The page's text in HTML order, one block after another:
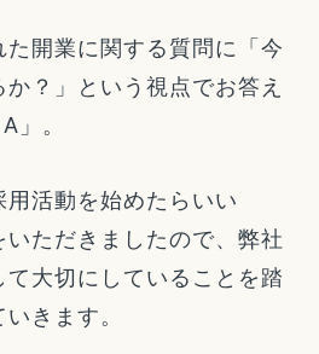
開業に関する質問に「今
？」という視点でお答え
」。
活動を始めたらいい
ただきましたので、弊社
大切にしていることを踏
きます。